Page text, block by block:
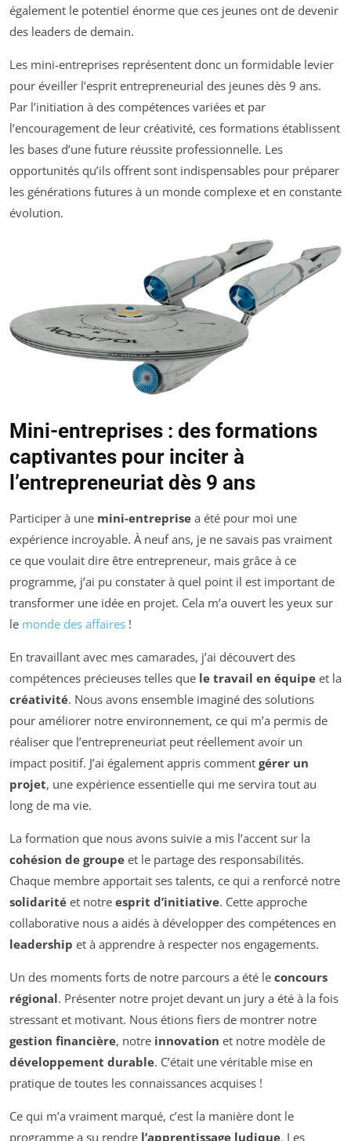
également le potentiel énorme que ces jeunes ont de devenir
des leaders de demain.
Les mini-entreprises représentent donc un formidable levier
pour éveiller l’esprit entrepreneurial des jeunes dès 9 ans.
Par l’initiation à des compétences variées et par
l’encouragement de leur créativité, ces formations établissent
les bases d’une future réussite professionnelle. Les
opportunités qu’ils offrent sont indispensables pour préparer
les générations futures à un monde complexe et en constante
évolution.
Mini-entreprises : des formations
captivantes pour inciter à
l’entrepreneuriat dès 9 ans
Participer à une mini-entreprise a été pour moi une
expérience incroyable. À neuf ans, je ne savais pas vraiment
ce que voulait dire être entrepreneur, mais grâce à ce
programme, j’ai pu constater à quel point il est important de
transformer une idée en projet. Cela m’a ouvert les yeux sur
le monde des affaires !
En travaillant avec mes camarades, j’ai découvert des
compétences précieuses telles que le travail en équipe et la
créativité. Nous avons ensemble imaginé des solutions
pour améliorer notre environnement, ce qui m’a permis de
réaliser que l’entrepreneuriat peut réellement avoir un
impact positif. J’ai également appris comment gérer un
projet, une expérience essentielle qui me servira tout au
long de ma vie.
La formation que nous avons suivie a mis l’accent sur la
cohésion de groupe et le partage des responsabilités.
Chaque membre apportait ses talents, ce qui a renforcé notre
solidarité et notre esprit d’initiative. Cette approche
collaborative nous a aidés à développer des compétences en
leadership et à apprendre à respecter nos engagements.
Un des moments forts de notre parcours a été le concours
régional. Présenter notre projet devant un jury a été à la fois
stressant et motivant. Nous étions fiers de montrer notre
gestion financière, notre innovation et notre modèle de
développement durable. C’était une véritable mise en
pratique de toutes les connaissances acquises !
Ce qui m’a vraiment marqué, c’est la manière dont le
programme a su rendre l’apprentissage ludique. Les